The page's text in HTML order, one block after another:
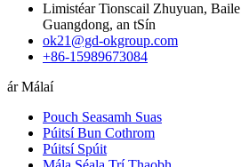
Limistéar Tionscail Zhuyuan,
Guangdong, an tSín
ok21@gd-okgroup.com
+86-15989673084
ár Málaí
Pouch Seasamh Suas
Púitsí Bun Cothrom
Púitsí Spúit